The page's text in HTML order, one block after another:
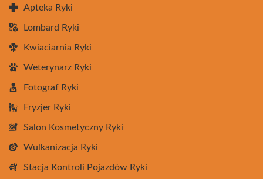
Apteka Ryki
Lombard Ryki
Kwiaciarnia Ryki
Weterynarz Ryki
Fotograf Ryki
Fryzjer Ryki
Salon Kosmetyczny Ryki
Wulkanizacja Ryki
Stacja Kontroli Pojazdów Ryki